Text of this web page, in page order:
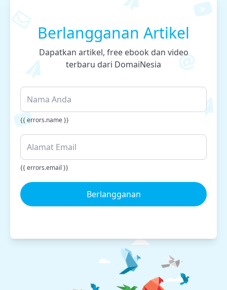
Berlangganan Artikel
Dapatkan artikel, free ebook dan video
terbaru dari DomaiNesia
{{ errors.name }}
{{ errors.email }}
Berlangganan